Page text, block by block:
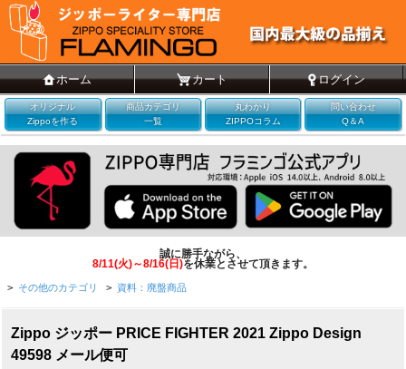
ホーム カート ログイン
オリジナル
Zippoを作る
商品カテゴリ
一覧
丸わかり
ZIPPOコラム
問い合わせ
Q＆A
誠に勝手ながら、
8/11(火)～8/16(日)を休業とさせて頂きます。
> その他のカテゴリ > 資料：廃盤商品
Zippo ジッポー PRICE FIGHTER 2021 Zippo Design
49598 メール便可